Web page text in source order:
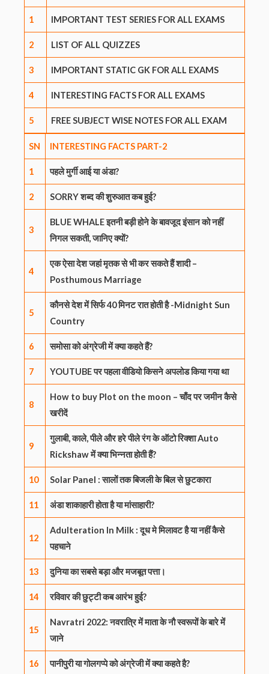
1 IMPORTANT TEST SERIES FOR ALL EXAMS
2 LIST OF ALL QUIZZES
3 IMPORTANT STATIC GK FOR ALL EXAMS
4 INTERESTING FACTS FOR ALL EXAMS
5 FREE SUBJECT WISE NOTES FOR ALL EXAM
SN INTERESTING FACTS PART-2
1 पहले मुर्गी आई या अंडा?
2 SORRY शब्द की शुरुआत कब हुई?
3
BLUE WHALE इतनी बड़ी होने के बावजूद इंसान को नहीं
निगल सकती, जानिए क्यों?
4
एक ऐसा देश जहां मृतक से भी कर सकते हैं शादी –
Posthumous Marriage
5
कौनसे देश में सिर्फ 40 मिनट रात होती है -Midnight Sun
Country
6 समोसा को अंग्रेजी में क्या कहते हैं?
7 YOUTUBE पर पहला वीडियो किसने अपलोड किया गया था
8
How to buy Plot on the moon – चाँद पर जमीन कैसे
खरीदें
9
गुलाबी, काले, पीले और हरे पीले रंग के ऑटो रिक्शा Auto
Rickshaw में क्या भिन्नता होती हैं?
10 Solar Panel : सालों तक बिजली के बिल से छुटकारा
11 अंडा शाकाहारी होता है या मांसाहारी?
12
Adulteration In Milk : दूध मे मिलावट है या नहीं कैसे
पहचाने
13 दुनिया का सबसे बड़ा और मजबूत पत्ता।
14 रविवार की छुट्टी कब आरंभ हुई?
15
Navratri 2022: नवरात्रि में माता के नौ स्वरूपों के बारे में
जाने
16 पानीपुरी या गोलगप्पे को अंग्रेजी में क्या कहते है?